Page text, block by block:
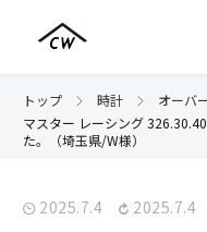
トップ 時計 オーバ
マスター レーシング
た。（埼玉県/W様）
2025.7.4 2025.7.4